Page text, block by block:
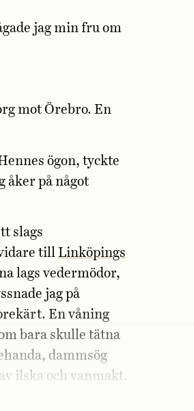
jag min fru om
mot Örebro. En
ögon, tyckte
åker på något
slags
till Linköpings
lags vedermödor,
jag på
En våning
bara skulle tätna
dammsög
ilska och vanmakt.